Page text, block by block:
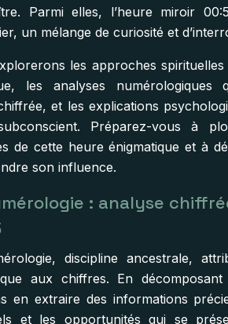
Parmi elles, l’heure miroir
un mélange de curiosité et
les approches
les analyses numérologiques
et les explications
Préparez-vous à
de cette heure énigmatique et à
son influence.
: analyse
discipline ancestrale,
aux chiffres. En
en extraire des informations
et les opportunités qui se